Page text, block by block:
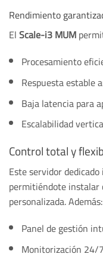
Rendimiento
ElScale-i3 MUM
Procesamiento
Respuesta estable
Baja latencia para
Escalabilidad
Control total y
Este servidor
permitiéndote
personalizada. Además:
Panel de gestión
Monitorización 24/